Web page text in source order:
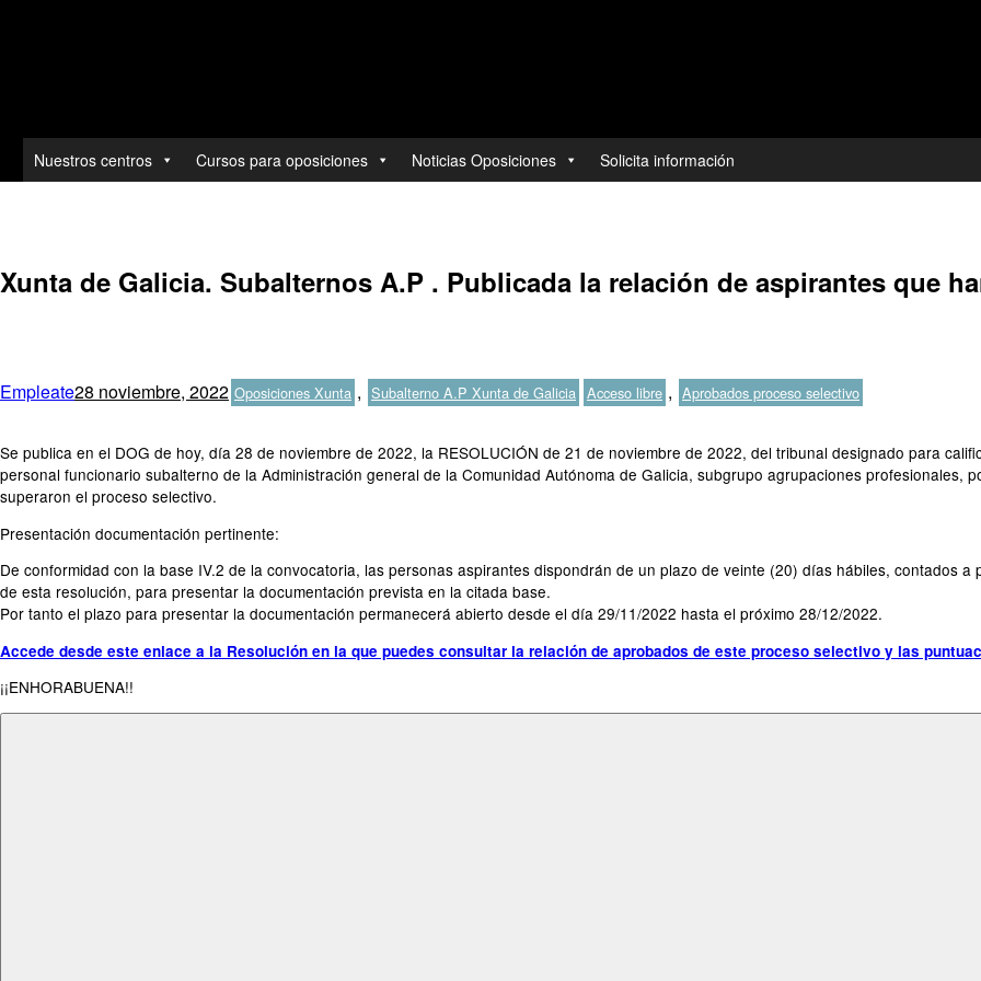
contenido
Nuestros centros Cursos para oposiciones Noticias Oposiciones Solicita información
Xunta de Galicia. Subalternos A.P . Publicada la relación de aspirantes que
Autor
EmpleatePublicado
28 noviembre, 2022Categorías
Oposiciones Xunta , Subalterno A.P Xunta de Galicia Etiquetas
Acceso libre , Aprobados proceso selectivo
Se publica en el DOG de hoy, día 28 de noviembre de 2022, la RESOLUCIÓN de 21 de noviembre de 2022, del tribunal designado para
personal funcionario subalterno de la Administración general de la Comunidad Autónoma de Galicia, subgrupo agrupaciones profesionales,
superaron el proceso selectivo.
Presentación documentación pertinente:
De conformidad con la base IV.2 de la convocatoria, las personas aspirantes dispondrán de un plazo de veinte (20) días hábiles, contados
de esta resolución, para presentar la documentación prevista en la citada base.
Por tanto el plazo para presentar la documentación permanecerá abierto desde el día 29/11/2022 hasta el próximo 28/12/2022.
Accede desde este enlace a la Resolución en la que puedes consultar la relación de aprobados de este proceso selectivo y las
¡¡ENHORABUENA!!